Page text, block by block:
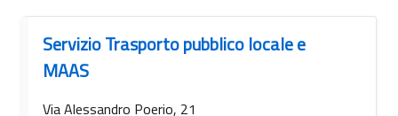
Servizio Trasporto pubblico locale e
MAAS
Via Alessandro Poerio, 21